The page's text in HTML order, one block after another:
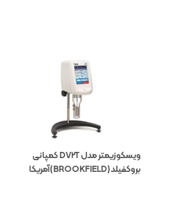
ویسکوزیمتر مدل DV2T کمپانی
بروکفیلد(BROOKFIELD)آمریکا